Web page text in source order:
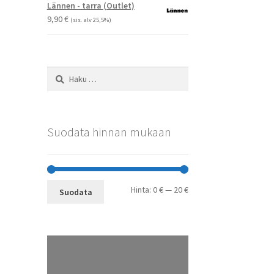
Lännen - tarra (Outlet)
9,90€ (sis. alv 25,5%)
Haku:
Suodata hinnan mukaan
Minimihinta
Maksimihinta
Suodata Hinta: 0 €— 20 €